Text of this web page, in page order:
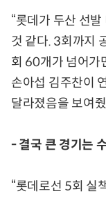
“롯데가 두산 선
것 같다. 3회까지
회 60개가 넘어가
손아섭 김주찬이
달라졌음을 보여
- 결국 큰 경기는
“롯데로선 5회 실